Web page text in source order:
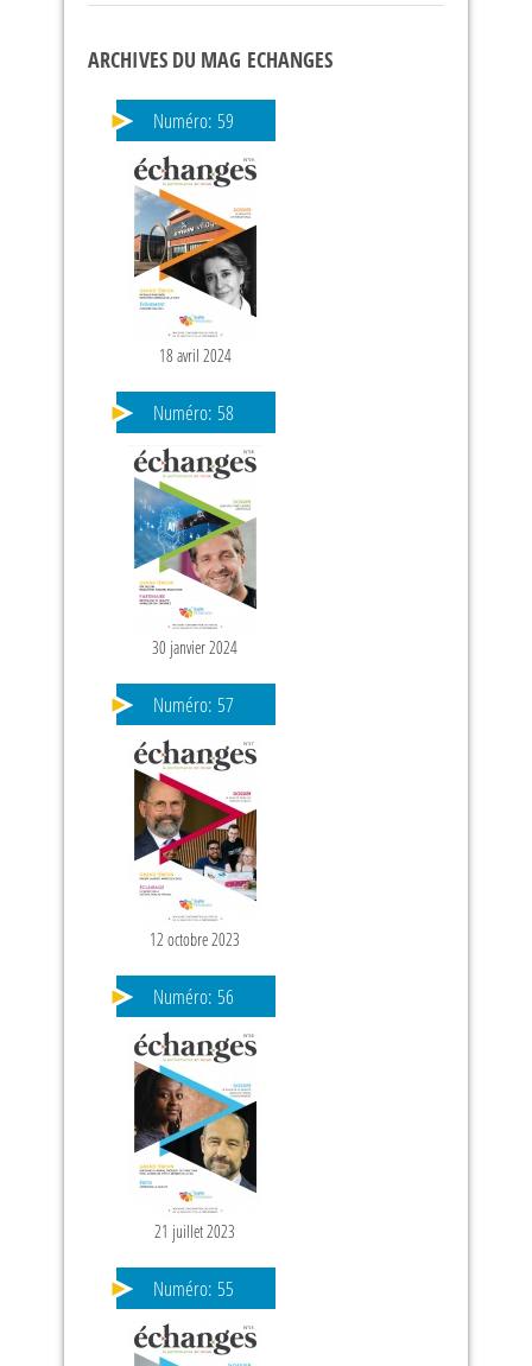
ARCHIVES DU MAG ECHANGES
Numéro: 59
18 avril 2024
Numéro: 58
30 janvier 2024
Numéro: 57
12 octobre 2023
Numéro: 56
21 juillet 2023
Numéro: 55